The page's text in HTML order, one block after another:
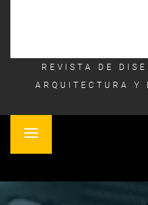
REVISTA DE
ARQUITECTURA Y
Primary